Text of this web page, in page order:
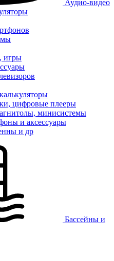
Аудио-видео
игры
цифровые плееры
минисистемы
и аксессуары
и др
Бассейны и